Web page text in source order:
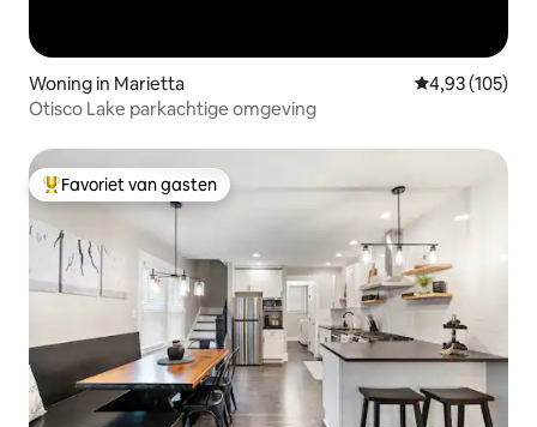
Woning in Marietta Gemiddelde
4,93 (105)
Otisco Lake parkachtige omgeving
Topfavoriet van gasten
Favoriet van gasten